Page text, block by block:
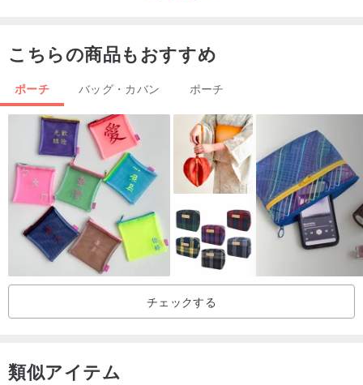
タイトルの通りニコニコしたコーギーたちがたくさん。
います。
裏地はブラウンのギンガムチェック生地を使いました。
コーギーの色との相性も良く、可愛らしい印象に仕上っています。
こちらの巾着ポーチは可愛らしい手乗りサイズですが、マチがある
ので意外と収納力が高いんです！
充電器、リップクリームやお薬など、こまごました物の収納にぴっ
たりです。
コギちゃくには「ノーマルサイズ」もございます。
こちらの商品もおすすめ
ポーチ バッグ・カバン ポーチ
チェックする
類似アイテム